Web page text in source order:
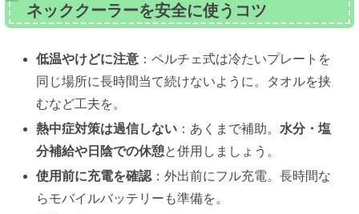
ネッククーラーを安全に使うコツ
低温やけどに注意 ：ペルチェ式は冷たいプレートを
同じ場所に長時間当て続けないように。タオルを挟
むなど工夫を。
熱中症対策は過信しない ：あくまで補助。 水分・塩
分補給や日陰での休憩と併用しましょう。
使用前に充電を確認 ：外出前にフル充電。長時間な
らモバイルバッテリーも準備を。